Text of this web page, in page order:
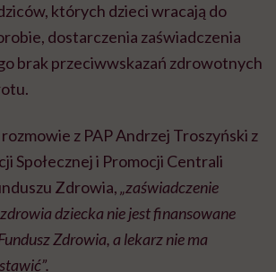
których dzieci wracają do
dostarczenia zaświadczenia
brak przeciwwskazań zdrowotnych
z PAP Andrzej Troszyński z
Społecznej i Promocji Centrali
Zdrowia,„zaświadczenie
dziecka nie jest finansowane
Zdrowia, a lekarz nie ma